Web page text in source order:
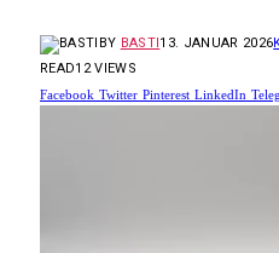
BY BASTI13. JANUAR 2026
READ12VIEWS
Facebook Twitter Pinterest LinkedIn